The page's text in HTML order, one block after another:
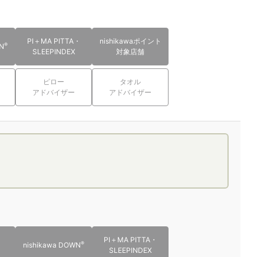
®
PI＋MA PITTA・
SLEEPINDEX
nishikawaポイント
対象店舗
ピロー
アドバイザー
タオル
アドバイザー
nishikawa DOWN®
PI＋MA PITTA・
SLEEPINDEX